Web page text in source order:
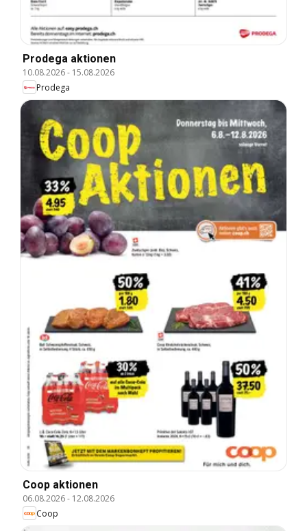
Prodega aktionen
10.08.2026- 15.08.2026
Prodega
Coop aktionen
06.08.2026- 12.08.2026
Coop